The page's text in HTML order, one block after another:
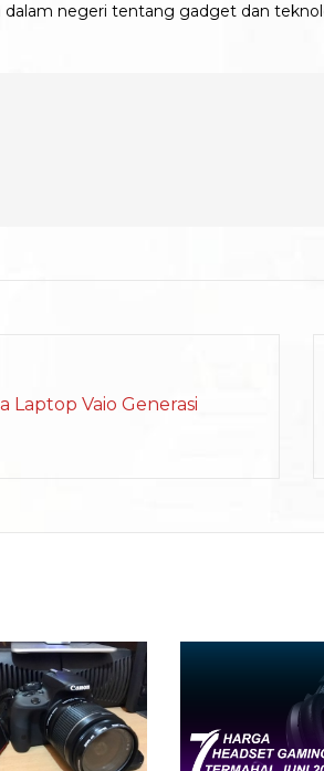
negeri tentang gadget dan
Laptop Vaio Generasi